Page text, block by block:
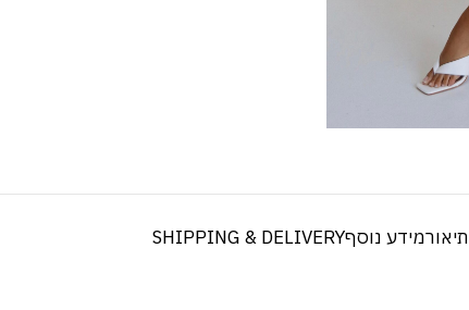
תיאורמידע נוסףSHIPPING & DELIVERY